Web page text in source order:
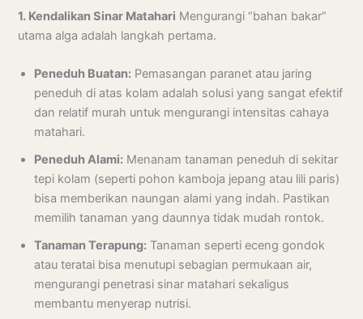
1. Kendalikan Sinar Matahari Mengurangi “bahan bakar”
utama alga adalah langkah pertama.
Peneduh Buatan: Pemasangan paranet atau jaring
peneduh di atas kolam adalah solusi yang sangat efektif
dan relatif murah untuk mengurangi intensitas cahaya
matahari.
Peneduh Alami: Menanam tanaman peneduh di sekitar
tepi kolam (seperti pohon kamboja jepang atau lili paris)
bisa memberikan naungan alami yang indah. Pastikan
memilih tanaman yang daunnya tidak mudah rontok.
Tanaman Terapung: Tanaman seperti eceng gondok
atau teratai bisa menutupi sebagian permukaan air,
mengurangi penetrasi sinar matahari sekaligus
membantu menyerap nutrisi.